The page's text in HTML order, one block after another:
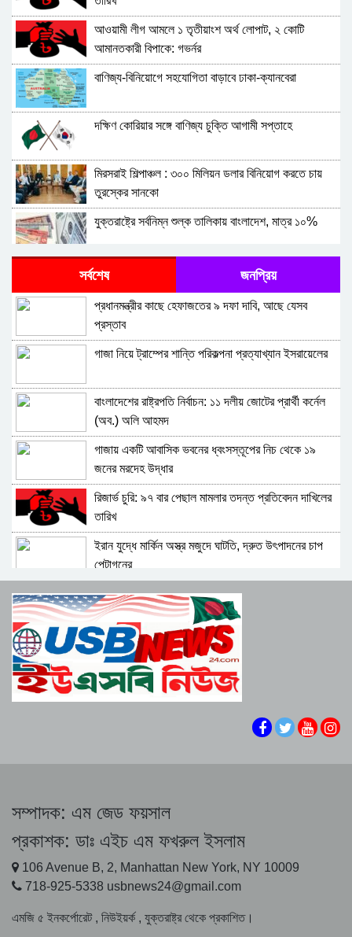
আওয়ামী লীগ আমলে ১ তৃতীয়াংশ অর্থ লোপাট, ২ কোটি
আমানতকারী বিপাকে: গভর্নর
বাণিজ্য-বিনিয়োগে সহযোগিতা বাড়াবে ঢাকা-ক্যানবেরা
দক্ষিণ কোরিয়ার সঙ্গে বাণিজ্য চুক্তি আগামী সপ্তাহে
মিরসরাই শিল্পাঞ্চল : ৩০০ মিলিয়ন ডলার বিনিয়োগ করতে চায়
তুরস্কের সানকো
যুক্তরাষ্ট্রে সর্বনিম্ন শুল্ক তালিকায় বাংলাদেশ, মাত্র ১০%
পরিচালক-এমডির অনিয়মের তথ্য গোপনে জানাতে পারবেন
যুক্তরাষ্ট্রের সঙ্গে যুদ্ধবিরতির সুযোগে ৬০০ কোটি ডলারের তেল
বিক্রি ইরানের
দেশের বৈদেশিক মুদ্রার রিজার্ভ ৩৬.৬৬ বিলিয়ন ডলার
আলোচনা ছাড়াই ২৮ মিনিটে পাস ‘ইনভেস্টমেন্ট বাংলাদেশ বিল’
ইসলামী ব্যাংকের পুরো পর্ষদ বাতিল, প্রশাসক নিয়োগ দিয়ে
নিয়ন্ত্রণ নিল কেন্দ্রীয় ব্যাংক , গ্রাহক সেবা নিয়ে উন্নতির লক্ষণ
দৃশ্যমান হয়নি
রাষ্ট্রের ৯ ব্যাংকে খেলাপি ঋণ পৌনে ২ লাখ কোটি টাকার বেশি:
বাংলাদেশ জুট মিলস লিমিটেড : বন্ধ ২৫ সরকারি পাটকলের
ইরানে মার্কিন হামলার পর আরও ৩ শতাংশ বাড়ল তেলের দাম
এশিয়ার ক্রেতাদের জন্য তেলের দামে বিশাল ছাড় সৌদি আরবের
সর্বশেষ জনপ্রিয়
প্রধানমন্ত্রীর কাছে হেফাজতের ৯ দফা দাবি, আছে যেসব
প্রস্তাব
গাজা নিয়ে ট্রাম্পের শান্তি পরিকল্পনা প্রত্যাখ্যান ইসরায়েলের
বাংলাদেশের রাষ্ট্রপতি নির্বাচন: ১১ দলীয় জোটের প্রার্থী কর্নেল
(অব.) অলি আহমদ
গাজায় একটি আবাসিক ভবনের ধ্বংসস্তূপের নিচ থেকে ১৯
জনের মরদেহ উদ্ধার
রিজার্ভ চুরি: ৯৭ বার পেছাল মামলার তদন্ত প্রতিবেদন দাখিলের
তারিখ
ইরান যুদ্ধে মার্কিন অস্ত্র মজুদে ঘাটতি, দ্রুত উৎপাদনের চাপ
পেন্টাগনের
যেকোনো মূল্যে ইরান হরমুজের নিয়ন্ত্রণ ধরে রাখবে: ইরানের
সাবেক প্রধান বিচারপতি
বিরোধী দল হাসিনার ভাষায় কথা বলছে: মির্জা ফখরুল
সরকার সব প্রতিষ্ঠানেই হস্তক্ষেপ করছে: জামায়াত আমির
ফরহাদ মজহারকে রিফাত রশিদের প্রশ্ন : নিজ কমিউনিটিকে
শুল্ক আরোপের ক্ষমতা পেলেন ট্রাম্প
মক্কা যৌথ প্রতিরক্ষা চুক্তি ন্যাটোর ধারার পরিপন্থী নয়:
তুরস্ক
ইউক্রেনে কোনো অক্ষত তাপবিদ্যুৎকেন্দ্র অবশিষ্ট নেই:
যুক্তরাষ্ট্র শর্ত পূরণ না করলে হরমুজ চালু হবে না: ইরান
সম্পাদক: এম জেড ফয়সাল
প্রকাশক: ডাঃ এইচ এম ফখরুল ইসলাম
106 Avenue B, 2, Manhattan New York, NY 10009
718-925-5338 usbnews24@gmail.com
এমজি ৫ ইনকর্পোরেট , নিউইয়র্ক , যুক্তরাষ্ট্র থেকে প্রকাশিত।